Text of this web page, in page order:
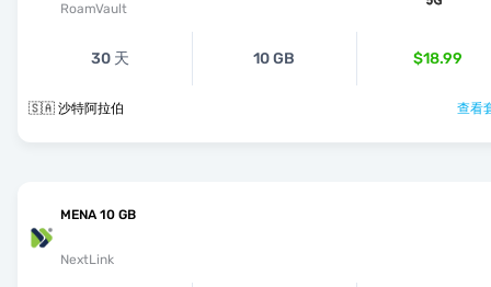
RoamVault
30 天 10 GB $18.99
🇸🇦 沙特阿拉伯 查看
MENA 10 GB
NextLink